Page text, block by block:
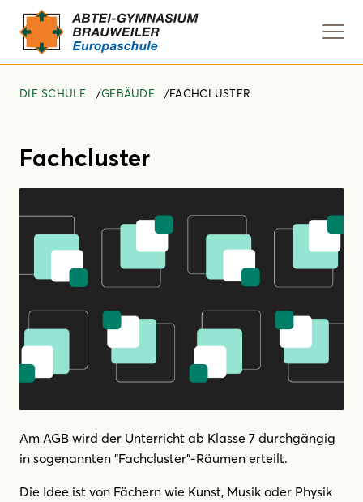
DIE SCHULE GEBÄUDE FACHCLUSTER
Fachcluster
Am AGB wird der Unterricht ab Klasse 7 durchgängig
in sogenannten "Fachcluster"-Räumen erteilt.
Die Idee ist von Fächern wie Kunst, Musik oder Physik